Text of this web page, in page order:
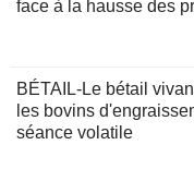
face à la hausse des
BÉTAIL-Le bétail
les bovins
séance volatile